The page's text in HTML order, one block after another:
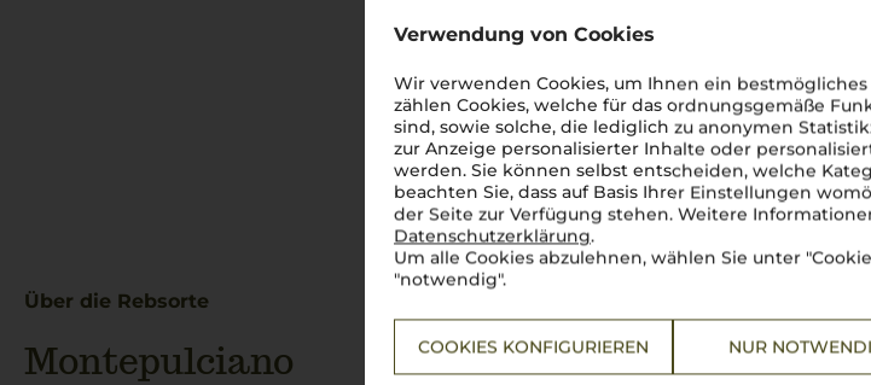
Verwendung von Cookies
Wir verwenden Cookies, um Ihnen ein
zählen Cookies, welche für das ordnungsgemäße
sind, sowie solche, die lediglich zu anonymen
zur Anzeige personalisierter Inhalte oder
werden. Sie können selbst entscheiden, welche
beachten Sie, dass auf Basis Ihrer Einstellungen
der Seite zur Verfügung stehen. Weitere
Datenschutzerklärung.
Um alle Cookies abzulehnen, wählen Sie unter
"notwendig".
COOKIES KONFIGURIEREN NUR
Über die Rebsorte
Montepulciano